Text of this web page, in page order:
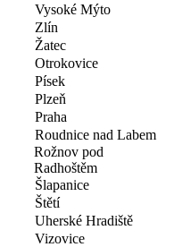
Vysoké Mýto
Zlín
Žatec
Otrokovice
Písek
Plzeň
Praha
Roudnice nad Labem
Rožnov pod
Radhoštěm
Šlapanice
Štětí
Uherské Hradiště
Vizovice